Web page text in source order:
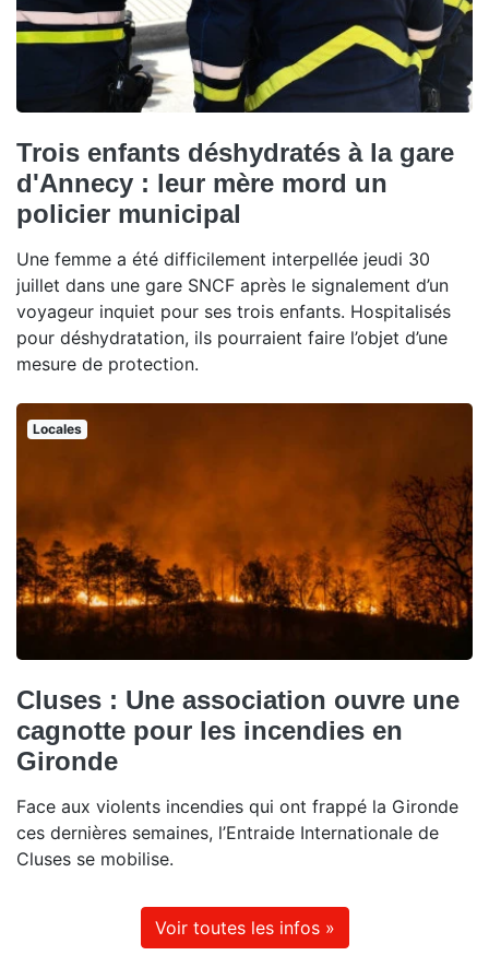
Trois enfants déshydratés à la gare
d'Annecy : leur mère mord un
policier municipal
Une femme a été difficilement interpellée jeudi 30
juillet dans une gare SNCF après le signalement d’un
voyageur inquiet pour ses trois enfants. Hospitalisés
pour déshydratation, ils pourraient faire l’objet d’une
mesure de protection.
Locales
Cluses : Une association ouvre une
cagnotte pour les incendies en
Gironde
Face aux violents incendies qui ont frappé la Gironde
ces dernières semaines, l’Entraide Internationale de
Cluses se mobilise.
Voir toutes les infos »